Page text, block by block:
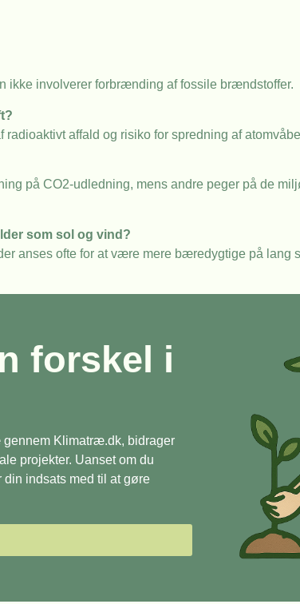
ikke involverer forbrænding af fossile brændstoffer.
affald og risiko for spredning af
på CO2-udledning, mens andre peger på de
som sol og vind?
anses ofte for at være mere bæredygtige på lang
forskel i
gennem Klimatræ.dk, bidrager
projekter. Uanset om du
din indsats med til at gøre